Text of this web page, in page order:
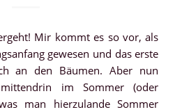
Mir kommt es so vor, als
gewesen und das erste
an den Bäumen. Aber nun
im Sommer (oder
man hierzulande Sommer